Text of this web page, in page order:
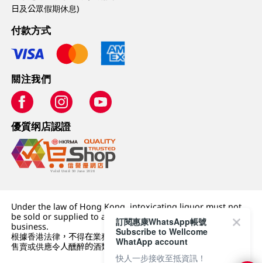
日及公眾假期休息)
付款方式
關注我們
優質纲店認證
Under the law of Hong Kong, intoxicating liquor must not
be sold or supplied to a minor (under 18) in the course of
business.
根據香港法律，不得在業務過程中，向未成年人 (18 歲以下人士)
售賣或供應令人醺醉的酒類。
訂閱惠康WhatsApp帳號
Subscribe to Wellcome
WhatApp account
快人一步接收至抵資訊！